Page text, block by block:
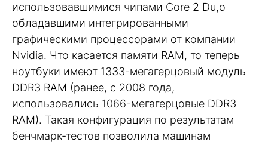
использовавшимися чипами Core 2 Du,o
обладавшими интегрированными
графическими процессорами от компании
Nvidia. Что касается памяти RAM, то теперь
ноутбуки имеют 1333-мегагерцовый модуль
DDR3 RAM (ранее, с 2008 года,
использовались 1066-мегагерцовые DDR3
RAM). Такая конфигурация по результатам
бенчмарк-тестов позволила машинам